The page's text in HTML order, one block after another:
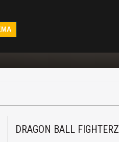
DRAGON BALL FIGHTERZ